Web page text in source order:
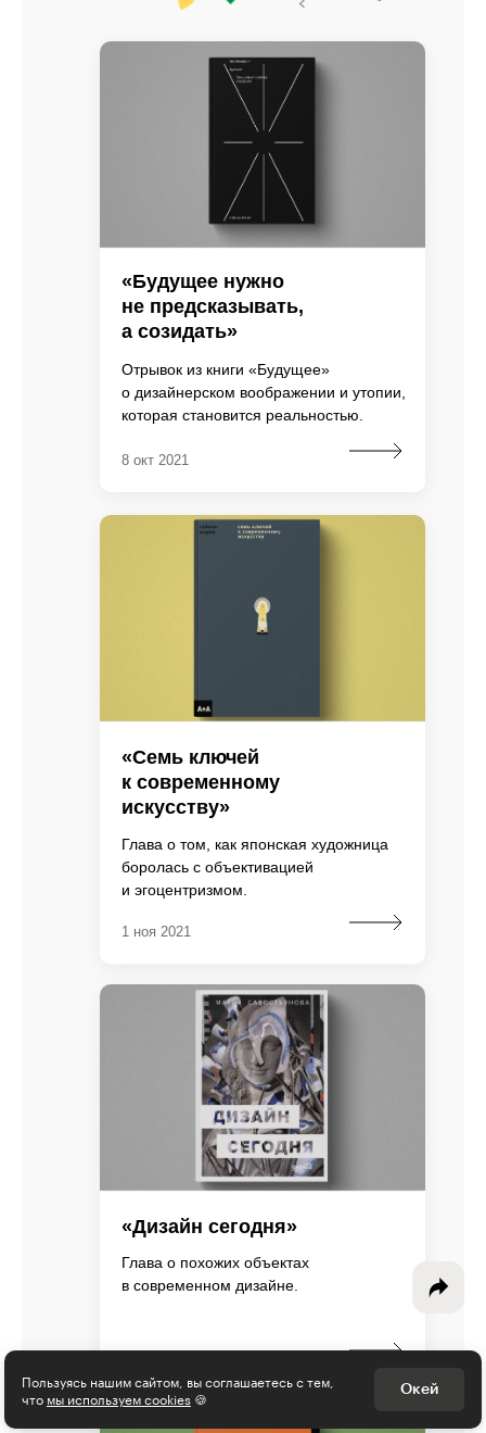
«Будущее нужно
не предсказывать,
а созидать»
Отрывок из книги «Будущее»
о дизайнерском воображении и утопии,
которая становится реальностью.
8 окт 2021
Глава о похожих объектах
в современном дизайне.
«Дизайн сегодня»
1 ноя 2021
Глава о том, как японская художница
боролась с объективацией
и эгоцентризмом.
«Семь ключей
к современному
искусству»
Пользуясь нашим сайтом, вы соглашаетесь с тем,
что мы используем cookies 🍪 Окей
Интересное - на почту!
Выберите тему рассылки
и получите 5 бесплатных курсов:
Программирование
Маркетинг